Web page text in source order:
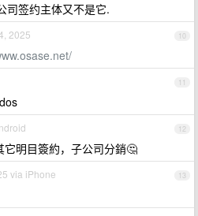
司签约主体又不是它.
10
2025
11
12
它明目簽約，子公司分銷🤔
13
via iPhone